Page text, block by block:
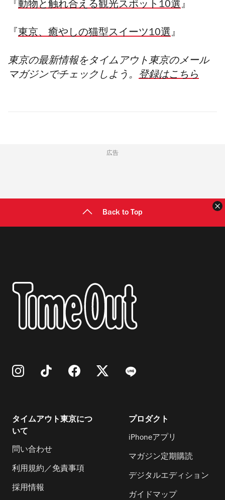
『 動物と触れ合える観光スポット10選』
『 東京、癒やしの猫型スイーツ10選』
東京の最新情報をタイムアウト東京のメール
マガジンでチェックし よう。 登録はこちら
広告
Back to Top
タイムアウト東京につ
いて
問い合わせ
利用規約／免責事項
採用情報
プロダクト
iPhoneアプリ
マガジン定期購読
デジタルエディション
ガイドマップ